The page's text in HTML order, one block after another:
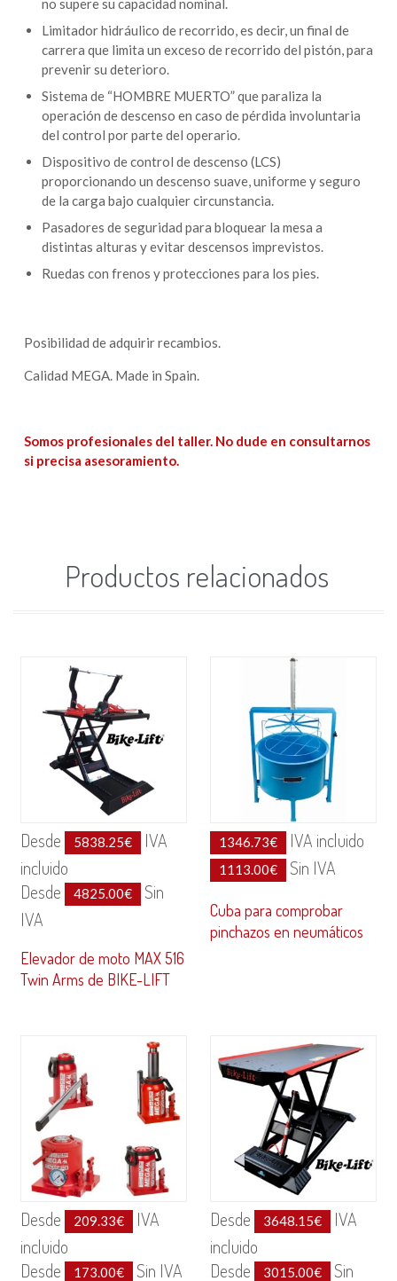
no supere su capacidad nominal.
Limitador hidráulico de recorrido, es decir, un final de
carrera que limita un exceso de recorrido del pistón, para
prevenir su deterioro.
Sistema de “HOMBRE MUERTO” que paraliza la
operación de descenso en caso de pérdida involuntaria
del control por parte del operario.
Dispositivo de control de descenso (LCS)
proporcionando un descenso suave, uniforme y seguro
de la carga bajo cualquier circunstancia.
Pasadores de seguridad para bloquear la mesa a
distintas alturas y evitar descensos imprevistos.
Ruedas con frenos y protecciones para los pies.
Posibilidad de adquirir recambios.
Calidad MEGA. Made in Spain.
Somos profesionales del taller. No dude en consultarnos
si precisa asesoramiento.
Productos relacionados
Desde 5838.25€
IVA
incluido
Desde
4825.00€
Sin
IVA
Elevador de moto MAX 516
Twin Arms de BIKE-LIFT
1346.73€ IVA incluido
1113.00€ Sin IVA
Cuba para comprobar
pinchazos en neumáticos
Desde 209.33€
IVA
incluido
Desde
173.00€ Sin IVA
Desde 3648.15€
IVA
incluido
Desde
3015.00€
Sin